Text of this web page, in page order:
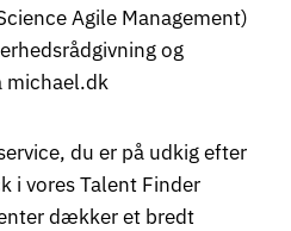
Agile Management)
og
michael.dk
du er på udkig efter
i vores Talent Finder
dækker et bredt